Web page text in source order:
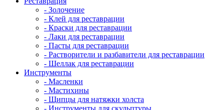
- Золочение
- Клей для реставрации
- Краски для реставрации
- Лаки для реставрации
- Пасты для реставрации
- Растворители и разбавители для реставрации
- Шеллак для реставрации
Инструменты
- Масленки
- Мастихины
- Щипцы для натяжки холста
- Инструменты для скульптуры